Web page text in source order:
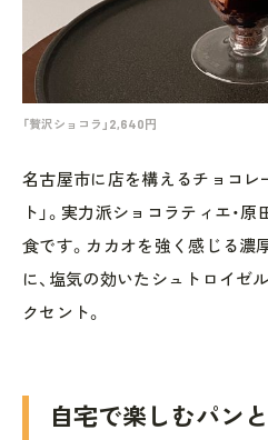
「贅沢ショコラ」2,640円
名古屋市に店を構えるチョコレ
ト」。実力派ショコラティエ・
食です。カカオを強く感じる濃
に、塩気の効いたシュトロイゼ
クセント。
自宅で楽しむパン